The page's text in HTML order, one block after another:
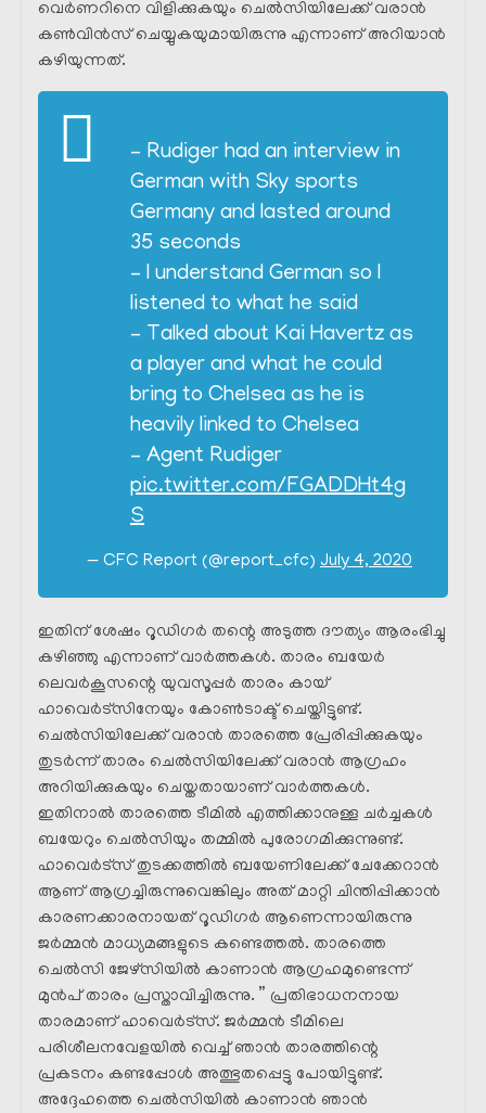
വെർണറിനെ വിളിക്കുകയും ചെൽസിയിലേക്ക് വരാൻ
കൺവിൻസ്‌ ചെയ്യുകയുമായിരുന്നു എന്നാണ് അറിയാൻ
കഴിയുന്നത്.
– Rudiger had an interview in
German with Sky sports
Germany and lasted around
35 seconds
– I understand German so I
listened to what he said
– Talked about Kai Havertz as
a player and what he could
bring to Chelsea as he is
heavily linked to Chelsea
– Agent Rudiger
pic.twitter.com/FGADDHt4g
S
— CFC Report (@report_cfc) July 4, 2020
ഇതിന് ശേഷം റൂഡിഗർ തന്റെ അടുത്ത ദൗത്യം ആരംഭിച്ചു
കഴിഞ്ഞു എന്നാണ് വാർത്തകൾ. താരം ബയേർ
ലെവർകൂസന്റെ യുവസൂപ്പർ താരം കായ്
ഹാവെർട്സിനേയും കോൺടാക്ട് ചെയ്തിട്ടുണ്ട്.
ചെൽസിയിലേക്ക് വരാൻ താരത്തെ പ്രേരിപ്പിക്കുകയും
തുടർന്ന് താരം ചെൽസിയിലേക്ക് വരാൻ ആഗ്രഹം
അറിയിക്കുകയും ചെയ്തതായാണ് വാർത്തകൾ.
ഇതിനാൽ താരത്തെ ടീമിൽ എത്തിക്കാനുള്ള ചർച്ചകൾ
ബയേറും ചെൽസിയും തമ്മിൽ പുരോഗമിക്കുന്നുണ്ട്.
ഹാവെർട്സ് തുടക്കത്തിൽ ബയേണിലേക്ക് ചേക്കേറാൻ
ആണ് ആഗ്രച്ചിരുന്നുവെങ്കിലും അത് മാറ്റി ചിന്തിപ്പിക്കാൻ
കാരണക്കാരനായത് റൂഡിഗർ ആണെന്നായിരുന്നു
ജർമ്മൻ മാധ്യമങ്ങളുടെ കണ്ടെത്തൽ. താരത്തെ
ചെൽസി ജേഴ്സിയിൽ കാണാൻ ആഗ്രഹമുണ്ടെന്ന്
മുൻപ് താരം പ്രസ്താവിച്ചിരുന്നു. ” പ്രതിഭാധനനായ
താരമാണ് ഹാവെർട്സ്. ജർമ്മൻ ടീമിലെ
പരിശീലനവേളയിൽ വെച്ച് ഞാൻ താരത്തിന്റെ
പ്രകടനം കണ്ടപ്പോൾ അത്ഭുതപ്പെട്ടു പോയിട്ടുണ്ട്.
അദ്ദേഹത്തെ ചെൽസിയിൽ കാണാൻ ഞാൻ